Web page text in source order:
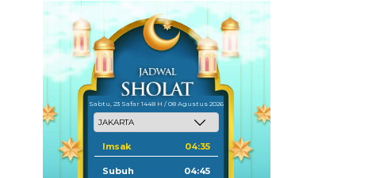
Sabtu, 23 Safar 1448 H / 08 Agustus 2026
Imsak 04:35
Subuh 04:45